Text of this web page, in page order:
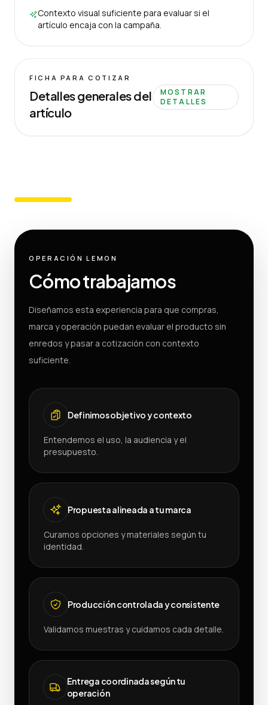
Contexto visual suficiente para evaluar si el
artículo encaja con la campaña.
FICHA PARA COTIZAR
Detalles generales del
artículo
MOSTRAR
DETALLES
OPERACIÓN LEMON
Cómo trabajamos
Diseñamos esta experiencia para que compras,
marca y operación puedan evaluar el producto sin
enredos y pasar a cotización con contexto
suficiente.
Definimos objetivo y contexto
Entendemos el uso, la audiencia y el
presupuesto.
Propuesta alineada a tu marca
Curamos opciones y materiales según tu
identidad.
Producción controlada y consistente
Validamos muestras y cuidamos cada detalle.
Entrega coordinada según tu
operación